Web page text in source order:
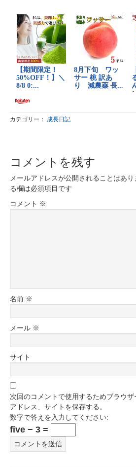
カテゴリー： 成長日記
コメントを残す
メールアドレスが公開されることはあり
る欄は必須項目です
コメント ※
名前 ※
メール ※
サイト
次回のコメントで使用するためブラウ
アドレス、サイトを保存する。
数字で答えを入力してください:
five − 3 =